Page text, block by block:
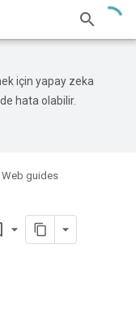
için yapay zeka
hata olabilir.
Web guides